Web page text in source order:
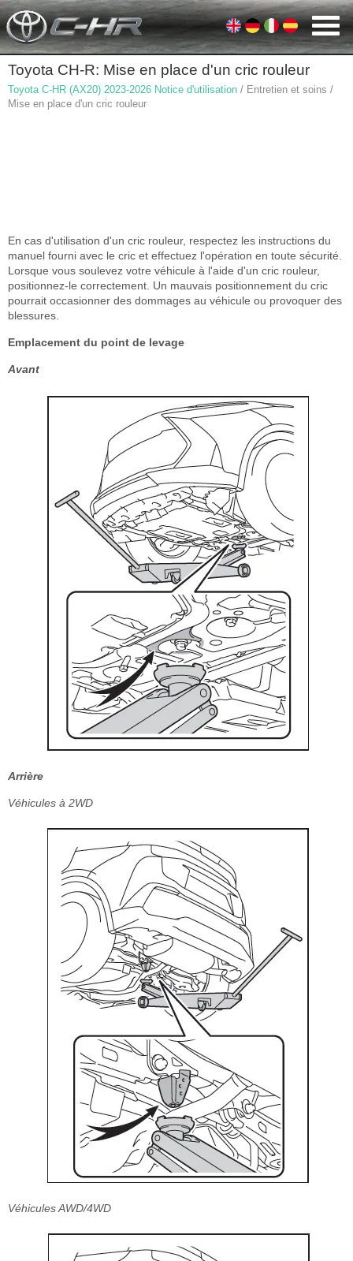
Toyota CH-R: Mise en place d'un cric rouleur
Toyota C-HR (AX20) 2023-2026 Notice d'utilisation / Entretien et soins /
Mise en place d'un cric rouleur
En cas d'utilisation d'un cric rouleur, respectez les instructions du
manuel fourni avec le cric et effectuez l'opération en toute sécurité.
Lorsque vous soulevez votre véhicule à l'aide d'un cric rouleur,
positionnez-le correctement. Un mauvais positionnement du cric
pourrait occasionner des dommages au véhicule ou provoquer des
blessures.
Emplacement du point de levage
Avant
Arrière
Véhicules à 2WD
Véhicules AWD/4WD